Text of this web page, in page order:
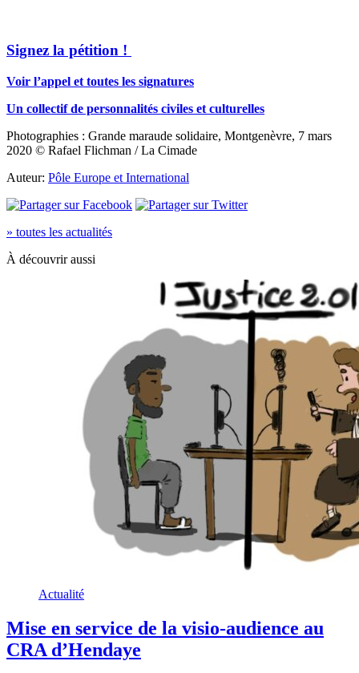
Signez la pétition !
Voir l’appel et toutes les signatures
Un collectif de personnalités civiles et culturelles
Photographies : Grande maraude solidaire, Montgenèvre, 7 mars
2020 © Rafael Flichman / La Cimade
Auteur: Pôle Europe et International
» toutes les actualités
À découvrir aussi
Actualité
Mise en service de la visio-audience au
CRA d’Hendaye